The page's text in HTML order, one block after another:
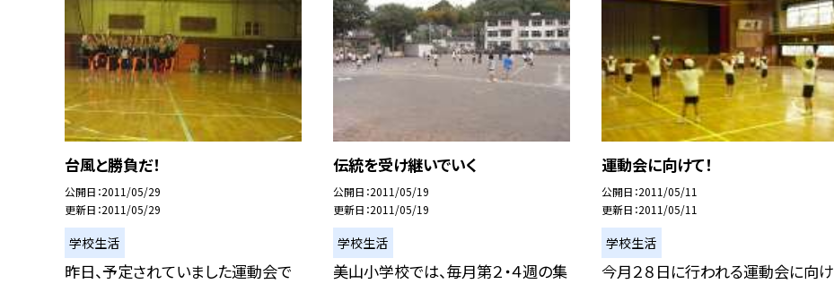
台風と勝負だ！
公開日 2011/05/29
更新日 2011/05/29
学校生活
昨日、予定されていました運動会で
伝統を受け継いでいく
公開日 2011/05/19
更新日 2011/05/19
学校生活
美山小学校では、毎月第２・４週の集
運動会に向けて！
公開日 2011/05/11
更新日 2011/05/11
学校生活
今月２８日に行われる運動会に向け